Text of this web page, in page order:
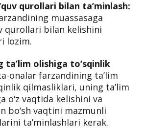
qurollari bilan ta’minlash:
muassasaga
qurollari bilan kelishini
lozim.
ta’lim olishiga to‘sqinlik
onalar farzandining ta’lim
qilmasliklari, uning ta’lim
o‘z vaqtida kelishini va
bo‘sh vaqtini mazmunli
ta’minlashlari kerak.